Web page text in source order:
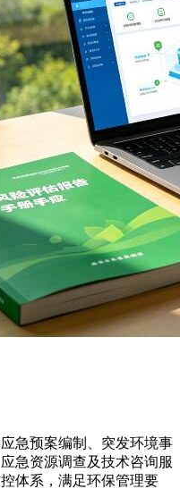
急预案编制、突发环境事
急资源调查及技术咨询服
体系，满足环保管理要